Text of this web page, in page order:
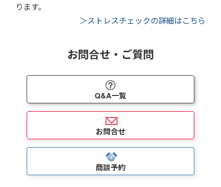
ります。
＞ストレスチェックの詳細はこちら
お問合せ・ご質問
Q&A一覧
お問合せ
商談予約